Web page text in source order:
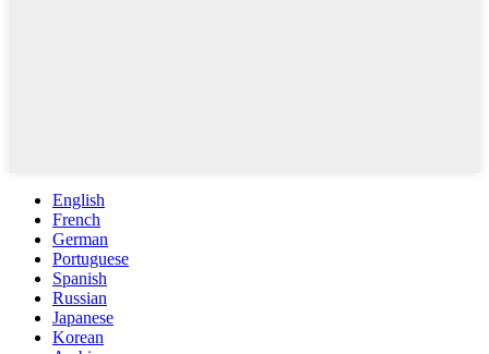
English
French
German
Portuguese
Spanish
Russian
Japanese
Korean